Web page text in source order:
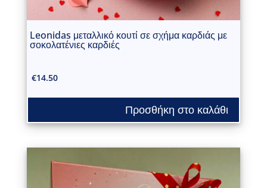
Leonidas μεταλλικό κουτί σε σχήμα καρδιάς με
σοκολατένιες καρδιές
€14.50
Προσθήκη στο καλάθι